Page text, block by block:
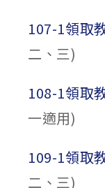
107-1領取
二、三)
108-1領取
一適用)
109-1領取
二、三)